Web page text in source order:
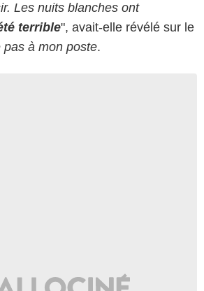
Les nuits blanches ont
terrible", avait-elle révélé sur le
pas à mon poste.